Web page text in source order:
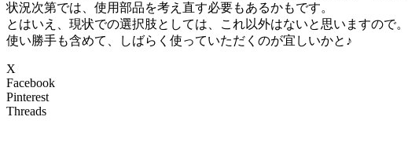
状況次第では、使用部品を考え直す必要もあるかもです。
とはいえ、現状での選択肢としては、これ以外はないと思いますので。
使い勝手も含めて、しばらく使っていただくのが宜しいかと♪
X
Facebook
Pinterest
Threads